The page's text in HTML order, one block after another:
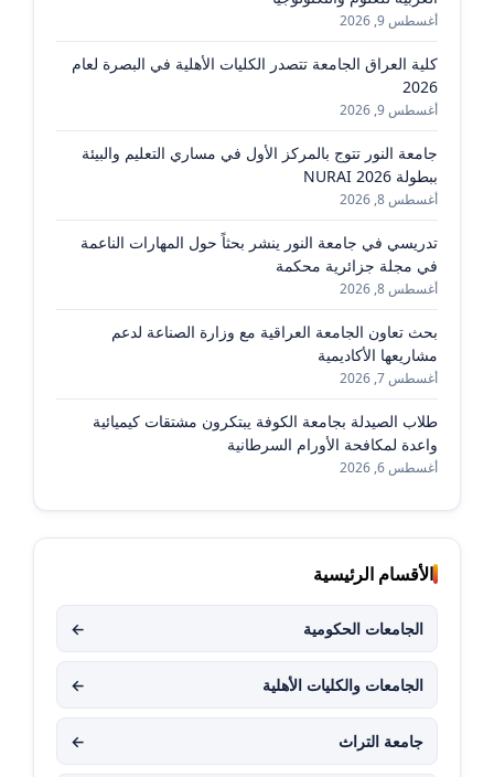
أغسطس 9, 2026
كلية العراق الجامعة تتصدر الكليات الأهلية في البصرة لعام
2026
أغسطس 9, 2026
جامعة النور تتوج بالمركز الأول في مساري التعليم والبيئة
ببطولة NURAI 2026
أغسطس 8, 2026
تدريسي في جامعة النور ينشر بحثاً حول المهارات الناعمة
في مجلة جزائرية محكمة
أغسطس 8, 2026
بحث تعاون الجامعة العراقية مع وزارة الصناعة لدعم
مشاريعها الأكاديمية
أغسطس 7, 2026
طلاب الصيدلة بجامعة الكوفة يبتكرون مشتقات كيميائية
واعدة لمكافحة الأورام السرطانية
أغسطس 6, 2026
الأقسام الرئيسية
الجامعات الحكومية ←
الجامعات والكليات الأهلية ←
جامعة التراث ←